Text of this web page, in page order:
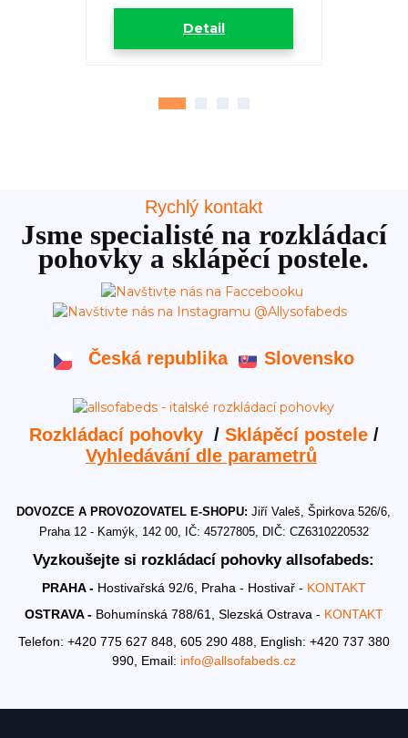
Detail
Rychlý kontakt
Jsme specialisté na rozkládací
pohovky a sklápěcí postele.
Česká republika Slovensko
Rozkládací pohovky / Sklápěcí postele/
Vyhledávání dle parametrů
DOVOZCE A PROVOZOVATEL E-SHOPU:Jiří Valeš, Špirkova 526/6,
Praha 12 - Kamýk, 142 00, IČ: 45727805, DIČ: CZ6310220532
Vyzkoušejte si rozkládací pohovky allsofabeds:
PRAHA - Hostivařská 92/6, Praha - Hostivař - KONTAKT
OSTRAVA - Bohumínská 788/61, Slezská Ostrava - KONTAKT
Telefon: +420 775 627 848, 605 290 488, English: +420 737 380
990, Email: info@allsofabeds.cz